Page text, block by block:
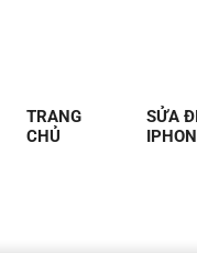
TRANG
CHỦ
SỬA